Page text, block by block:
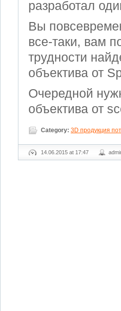
разработал
Вы
все-таки, вам
трудности
объектива от
Очередной
объектива от
Category: 3D продукция
14.06.2015 at 17:47